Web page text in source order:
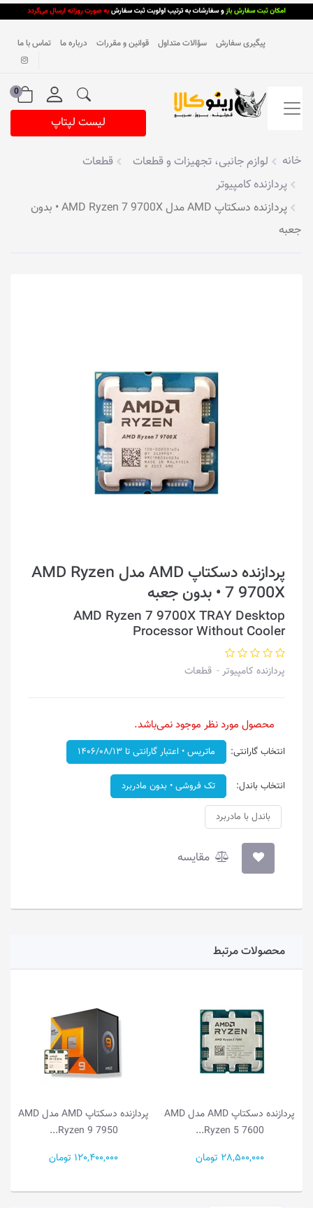
پیگیری سفارش سؤالات متداول قوانین و مقررات درباره ما تماس با ما
0
لیست لپتاپ
خانه لوازم جانبی، تجهیزات و قطعات
قطعات
پردازنده کامپیوتر
پردازنده دسکتاپ AMD مدل AMD Ryzen 7 9700X • بدون
جعبه
پردازنده دسکتاپ AMD مدل AMD Ryzen
7 9700X • بدون جعبه
AMD Ryzen 7 9700X TRAY Desktop
Processor Without Cooler
پردازنده کامپیوتر قطعات
محصول مورد نظر موجود نمی‌باشد.
انتخاب گارانتی: ماتریس • اعتبار گارانتی تا ۱۴۰۶/۰۸/۱۳
انتخاب باندل: تک فروشی • بدون مادربرد
باندل با مادربرد
مقایسه
محصولات مرتبط
پردازنده دسکتاپ AMD مدل AMD
Ryzen 5 7600...
28,500,000 تومان
پردازنده دسکتاپ AMD مدل AMD
Ryzen 9 7950...
120,400,000 تومان